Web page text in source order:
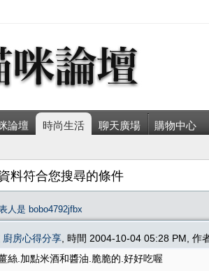
論壇 時尚生活 聊天廣場 購物中心
料符合您搜尋的條件
人是 bobo4792jfbx
廚房心得分享 , 時間 2004-10-04 05:28 PM, 作
絲.加點米酒和醬油.脆脆的.好好吃喔